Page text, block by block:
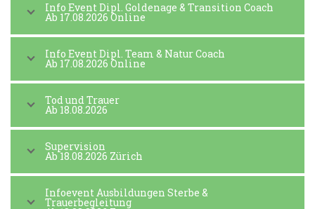
Info Event Dipl. Goldenage & Transition Coach
Ab 17.08.2026 Online
Info Event Dipl. Team & Natur Coach
Ab 17.08.2026 Online
Tod und Trauer
Ab 18.08.2026
Supervision
Ab 18.08.2026 Zürich
Infoevent Ausbildungen Sterbe &
Trauerbegleitung